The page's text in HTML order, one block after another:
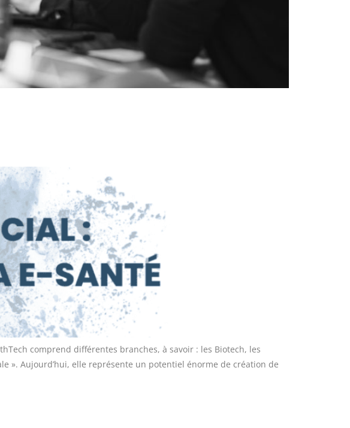
comprend différentes branches, à savoir : les Biotech, les
». Aujourd’hui, elle représente un potentiel énorme de création de